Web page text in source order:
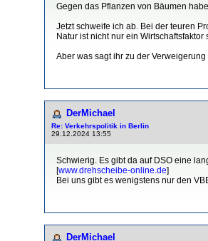
Gegen das Pflanzen von Bäumen
Jetzt schweife ich ab. Bei der teuren
Natur ist nicht nur ein
Aber was sagt ihr zu der
DerMichael
Re: Verkehrspolitik in Berlin
29.12.2024 13:55
Schwierig. Es gibt da auf DSO eine
[www.drehscheibe-online.de]
Bei uns gibt es wenigstens nur den
DerMichael